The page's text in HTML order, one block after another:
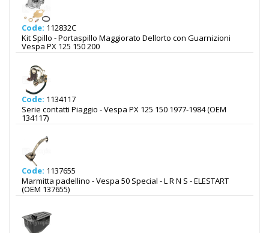
Code: 112832C
Kit Spillo - Portaspillo Maggiorato Dellorto con Guarnizioni
Vespa PX 125 150 200
Code: 1134117
Serie contatti Piaggio - Vespa PX 125 150 1977-1984 (OEM
134117)
Code: 1137655
Marmitta padellino - Vespa 50 Special - L R N S - ELESTART
(OEM 137655)